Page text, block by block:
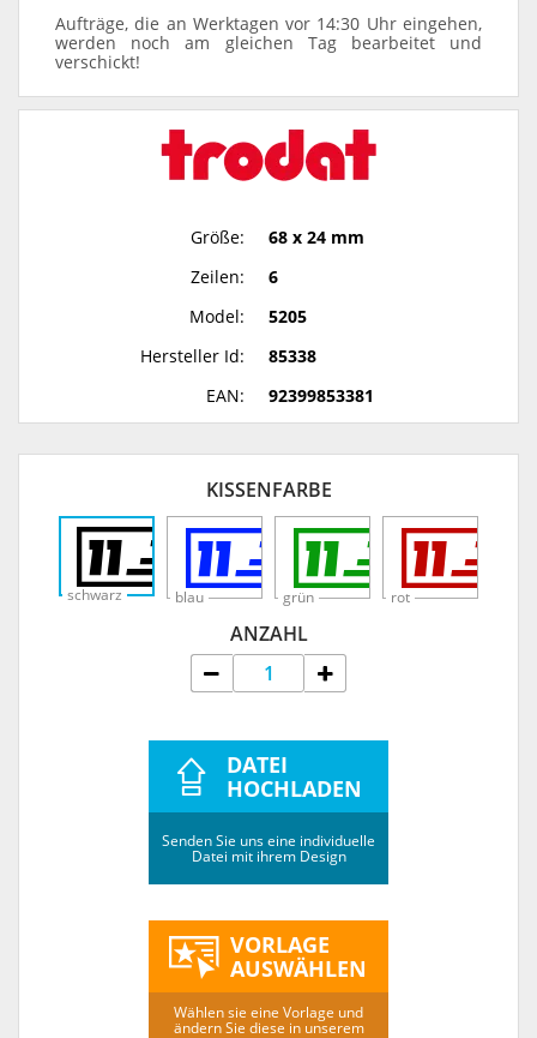
Aufträge, die an Werktagen vor 14:30 Uhr eingehen,
werden noch am gleichen Tag bearbeitet und
verschickt!
Größe:
68 x 24 mm
Zeilen:
6
Model:
5205
Hersteller Id:
85338
EAN:
92399853381
KISSENFARBE
schwarz blau grün rot
ANZAHL
DATEI
HOCHLADEN
Senden Sie uns eine individuelle
Datei mit ihrem Design
VORLAGE
AUSWÄHLEN
Wählen sie eine Vorlage und
ändern Sie diese in unserem